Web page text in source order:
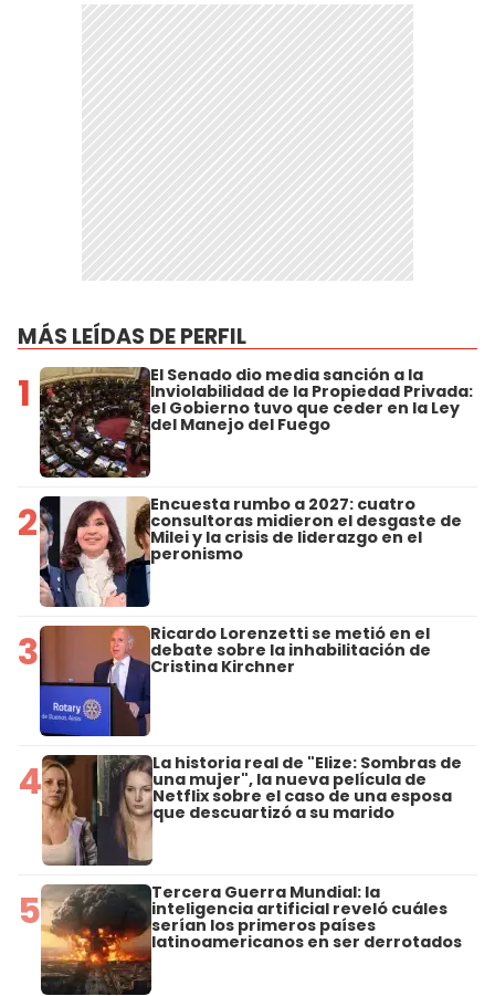
MÁS LEÍDAS DE PERFIL
1 El Senado dio media sanción a la
Inviolabilidad de la Propiedad Privada:
el Gobierno tuvo que ceder en la Ley
del Manejo del Fuego
2 Encuesta rumbo a 2027: cuatro
consultoras midieron el desgaste de
Milei y la crisis de liderazgo en el
peronismo
3 Ricardo Lorenzetti se metió en el
debate sobre la inhabilitación de
Cristina Kirchner
4 La historia real de "Elize: Sombras de
una mujer", la nueva película de
Netflix sobre el caso de una esposa
que descuartizó a su marido
5 Tercera Guerra Mundial: la
inteligencia artificial reveló cuáles
serían los primeros países
latinoamericanos en ser derrotados